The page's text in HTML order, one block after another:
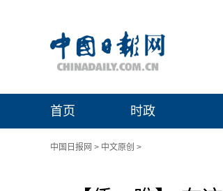
首页 时政
中国日报网 > 中文原创 >